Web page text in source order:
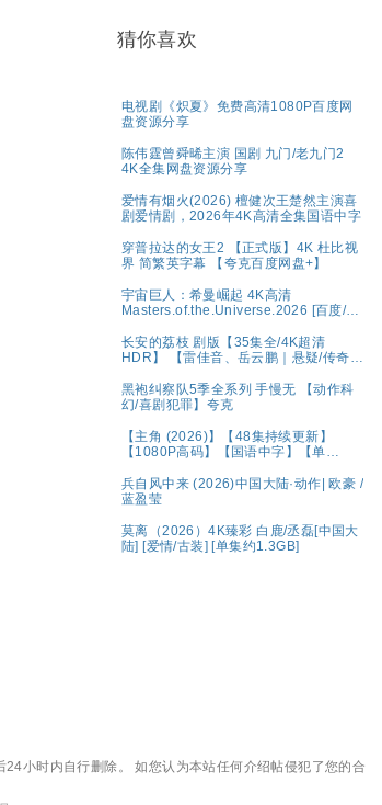
猜你喜欢
电视剧《炽夏》免费高清1080P百度网
盘资源分享
陈伟霆曾舜晞主演 国剧 九门/老九门2
4K全集网盘资源分享
爱情有烟火(2026) 檀健次王楚然主演喜
剧爱情剧，2026年4K高清全集国语中字
穿普拉达的女王2 【正式版】4K 杜比视
界 简繁英字幕 【夸克百度网盘+】
宇宙巨人：希曼崛起 4K高清
Masters.of.the.Universe.2026 [百度/夸
长安的荔枝 剧版【35集全/4K超清
HDR】 【雷佳音、岳云鹏｜悬疑/传奇】
黑袍纠察队5季全系列 手慢无 【动作科
幻/喜剧犯罪】夸克
【主角 (2026)】【48集持续更新】
【1080P高码】【国语中字】【单
益 / 刘浩存 / 秦海璐 】
兵自风中来 (2026)中国大陆·动作| 欧豪 /
蓝盈莹
莫离（2026）4K臻彩 白鹿/丞磊[中国大
陆] [爱情/古装] [单集约1.3GB]
小时内自行删除。 如您认为本站任何介绍帖侵犯了您的合